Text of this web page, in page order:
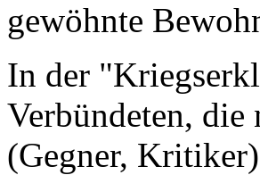
gewöhnte
In der
Verbündeten,
(Gegner,